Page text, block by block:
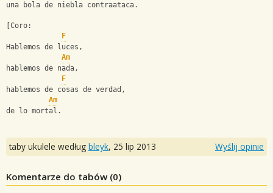
una bola de niebla contraataca.
[Coro:
F
Hablemos de luces,
Am
hablemos de nada,
F
hablemos de cosas de verdad,
Am
de lo mortal.
taby ukulele według bleyk, 25 lip 2013 Wyślij opinie
Komentarze do tabów (0)